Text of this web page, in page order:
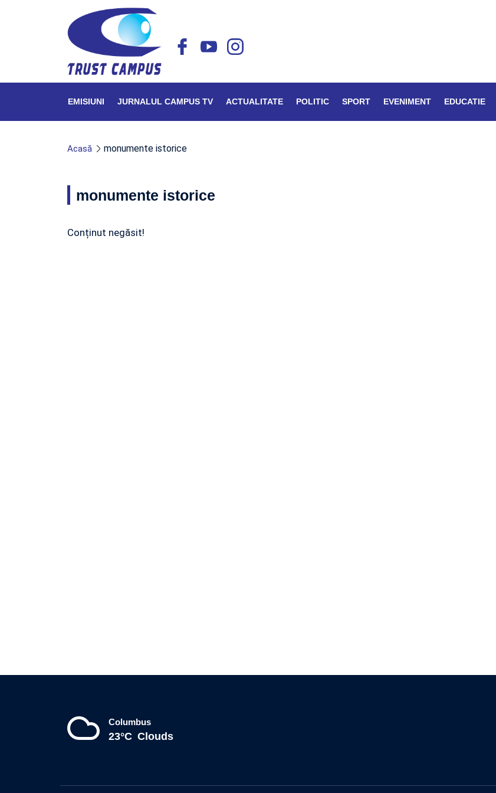
EMISIUNI JURNALUL CAMPUS TV ACTUALITATE POLITIC SPORT EVENIMENT EDUCATIE
Acasă monumente istorice
monumente istorice
Conținut negăsit!
Columbus
23°C Clouds